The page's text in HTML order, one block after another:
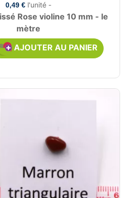
0,49 € l'unité -
Rose violine 10 mm - le
mètre
AJOUTER AU PANIER